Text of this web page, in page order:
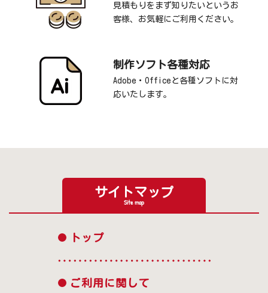
見積もりをまず知りたいというお
客様、お気軽にご利用ください。
制作ソフト各種対応
Adobe・Officeと各種ソフトに対
応いたします。
サイトマップ
Site map
トップ
ご利用に関して